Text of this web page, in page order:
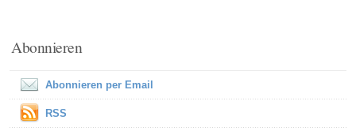
Abonnieren
Abonnieren per Email
RSS